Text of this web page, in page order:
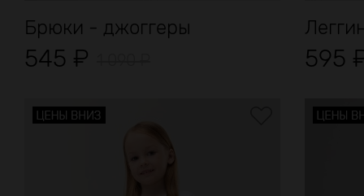
Брюки - джоггеры
545 ₽ 595